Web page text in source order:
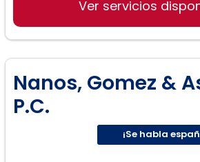
Defensa de tránsito
Ver servicios
Nanos, Gomez &
P.C.
¡Se habla